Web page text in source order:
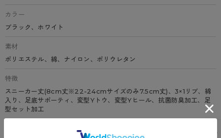
カラー
ブラック、ホワイト
素材
ポリエステル、綿、ナイロン、ポリウレタン
特徴
スニーカー丈(8cm丈※22-24cmサイズのみ7.5cm丈)、3×1リブ、綿
入り、足底サポーティ、変型Yトウ、変型Yヒール、抗菌防臭加工、足
型セット加工